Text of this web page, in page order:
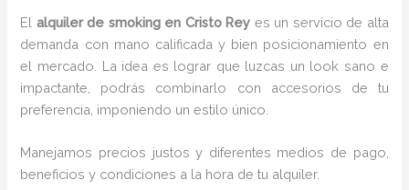
El alquiler de smoking en Cristo Rey es un servicio de alta
demanda con mano calificada y bien posicionamiento en
el mercado. La idea es lograr que luzcas un look sano e
impactante, podrás combinarlo con accesorios de tu
preferencia, imponiendo un estilo único.
Manejamos precios justos y diferentes medios de pago,
beneficios y condiciones a la hora de tu alquiler.